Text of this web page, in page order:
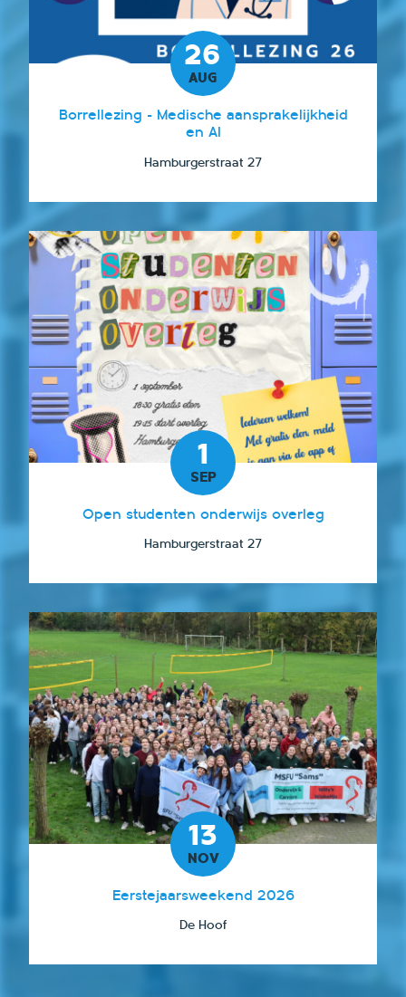
Borrellezing - Medische aansprakelijkheid
en AI
26
AUG
Hamburgerstraat 27
Open studenten onderwijs overleg
1
SEP
Hamburgerstraat 27
Eerstejaarsweekend 2026
13
NOV
De Hoof